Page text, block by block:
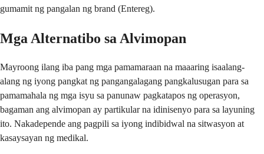
gumamit ng pangalan ng brand (Entereg).
Mga Alternatibo sa Alvimopan
Mayroong ilang iba pang mga pamamaraan na maaaring isaalang-
alang ng iyong pangkat ng pangangalagang pangkalusugan para sa
pamamahala ng mga isyu sa panunaw pagkatapos ng operasyon,
bagaman ang alvimopan ay partikular na idinisenyo para sa layuning
ito. Nakadepende ang pagpili sa iyong indibidwal na sitwasyon at
kasaysayan ng medikal.